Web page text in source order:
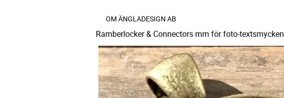
OM ÄNGLADESIGN AB
Ramberlocker & Connectors mm för foto-textsmycken